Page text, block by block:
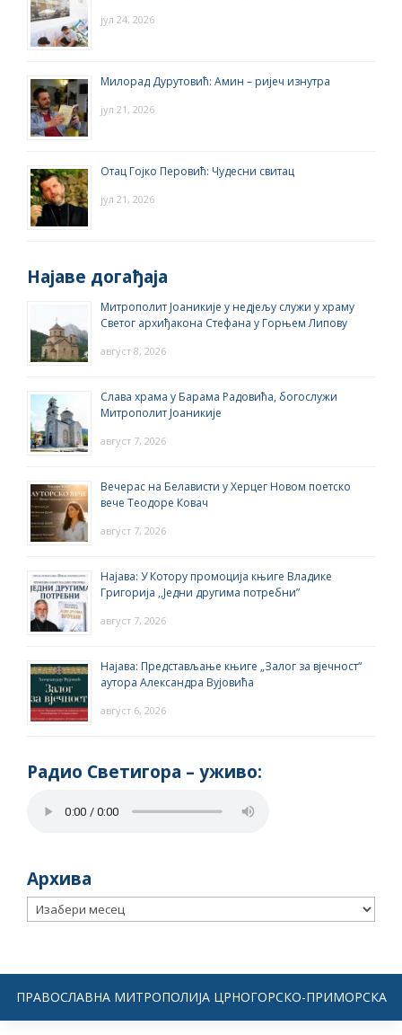
јул 24, 2026
Милорад Дурутовић: Амин – ријеч изнутра
јул 21, 2026
Отац Гојко Перовић: Чудесни свитац
јул 21, 2026
Најаве догађаја
Митрополит Јоаникије у недјељу служи у храму
Светог архиђакона Стефана у Горњем Липову
август 8, 2026
Слава храма у Барама Радовића, богослужи
Митрополит Јоаникије
август 7, 2026
Вечерас на Белависти у Херцег Новом поетско
вече Теодоре Ковач
август 7, 2026
Најава: У Котору промоција књиге Владике
Григорија ,,Једни другима потребни”
август 7, 2026
Најава: Представљање књиге „Залог за вјечност“
аутора Александра Вујовића
август 6, 2026
Радио Светигора – yживо:
Архива
Архива
ПРАВОСЛАВНА МИТРОПОЛИЈА ЦРНОГОРСКО-ПРИМОРСКА